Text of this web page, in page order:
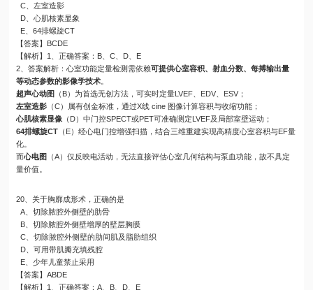
C、左室造影
D、心肌核素显象
E、64排螺旋CT
【答案】BCDE
【解析】1、正确答案：B、C、D、E
2、答案解析：心室功能定量检测需依赖可提供心室容积、射血分数、每搏输出量
等动态参数的影像学技术
超声心动图
（B）为首选无创方法，可实时定量LVEF、EDV、ESV；
左室造影 （C）属有创金标准，通过X线 cine 图像计算容积与收缩功能；
心肌核素显像 （D）中门控SPECT或PET可准确测定LVEF及局部室壁运动；
64排螺旋CT （E）经心电门控增强扫描，结合三维重建实现高精度心室容积与EF量
化。
而心电图
（A）仅反映电活动，无法直接评估心室几何结构与泵血功能，故不具定
量价值。
20、关于胸廓成形术，正确的是
A、切除脓腔外侧壁的肋骨
B、切除脓腔外侧壁增厚的壁层胸膜
C、切除脓腔外侧壁的肋间肌及脂肪组织
D、可用带肌瓣充填残腔
E、少年儿童禁止采用
【答案】ABDE
【解析】1、正确答案：A、B、D、E